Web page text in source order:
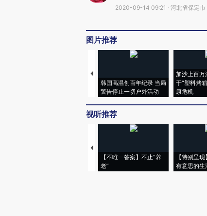
2020-09-14 09:21 · 河北省保定市
图片推荐
韩国高温创百年纪录 当局
警告停止一切户外活动
加沙上百万
于“塑料烤
康危机
视听推荐
【不唯一答案】不止“养
老”
【特别呈
有意思的生